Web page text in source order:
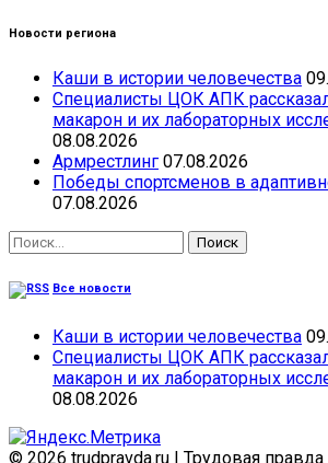
Новости региона
Каши в истории человечества
Специалисты ЦОК АПК
макарон и их лабораторных
08.08.2026
Армрестлинг 07.08.2026
Победы спортсменов в
07.08.2026
Найти:
Все новости
Каши в истории человечества
Специалисты ЦОК АПК
макарон и их лабораторных
08.08.2026
© 2026 trudpravda.ru | Трудовая правда